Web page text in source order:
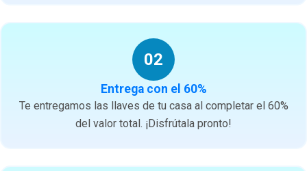
02
Entrega con el 60%
Te entregamos las llaves de tu casa al completar el 60%
del valor total. ¡Disfrútala pronto!